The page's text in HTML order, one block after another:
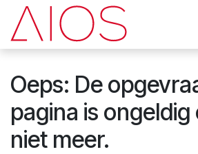
Overslaan naar inhoud
Oeps: De
pagina is
niet meer.